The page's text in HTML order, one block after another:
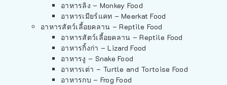
อาหารลิง – Monkey Food
อาหารเมียร์แคท – Meerkat Food
อาหารสัตว์เลี้อยคลาน – Reptile Food
อาหารสัตว์เลี้อยคลาน – Reptile Food
อาหารกิ้งก่า – Lizard Food
อาหารงู – Snake Food
อาหารเต่า – Turtle and Tortoise Food
อาหารกบ – Frog Food